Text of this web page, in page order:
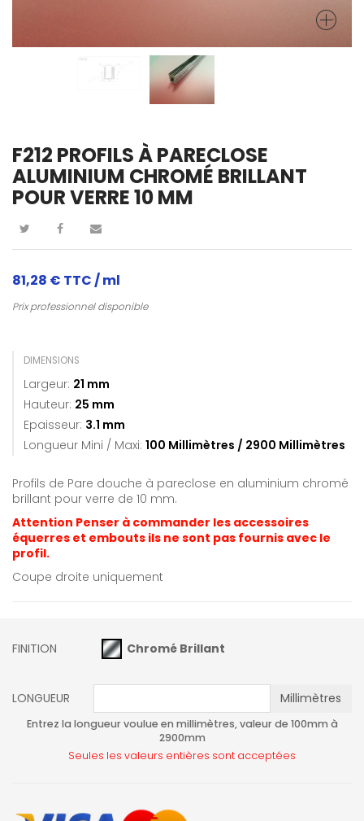
F212 PROFILS À PARECLOSE
ALUMINIUM CHROMÉ BRILLANT
POUR VERRE 10 MM
81,28 € TTC / ml
Prix professionnel disponible
DIMENSIONS
Largeur: 21 mm
Hauteur: 25 mm
Epaisseur: 3.1 mm
Longueur Mini / Maxi: 100 Millimètres / 2900 Millimètres
Profils de Pare douche à pareclose en aluminium chromé
brillant pour verre de 10 mm.
Attention Penser à commander les accessoires
équerres et embouts ils ne sont pas fournis avec le
profil.
Coupe droite uniquement
FINITION Chromé Brillant
LONGUEUR Millimètres
Entrez la longueur voulue en millimètres, valeur de 100mm à
2900mm
Seules les valeurs entières sont acceptées